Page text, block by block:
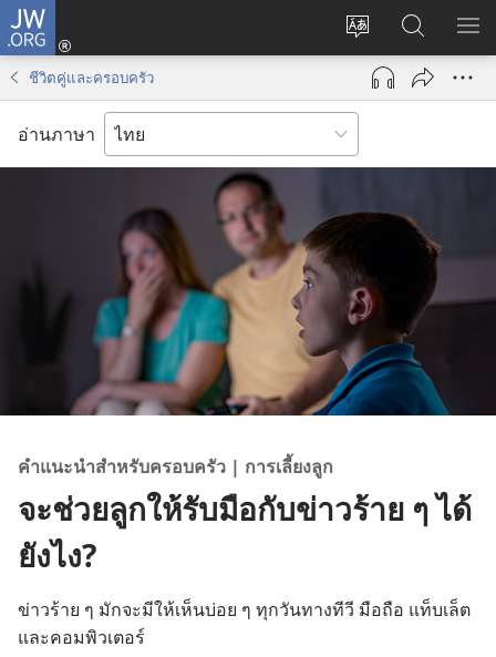
JW.ORG
เปลี่ยน
ภาษา
เข้า
(เปิด
ใหม่)
ค้นหา
ใน
JW.ORG
แส
ชีวิตคู่และครอบครัว
อ่านภาษา
คำ​แนะ​นำ​สำหรับ​ครอบครัว | การ​เลี้ยง​ลูก
จะช่วยลูกให้รับมือกับข่าวร้าย ๆ ได้
ยังไง?
ข่าว​ร้าย ๆ มัก​จะ​มี​ให้​เห็น​บ่อย ๆ ทุก​วัน​ทาง​ทีวี มือ​ถือ แท็บเล็ต​
และ​คอมพิวเตอร์